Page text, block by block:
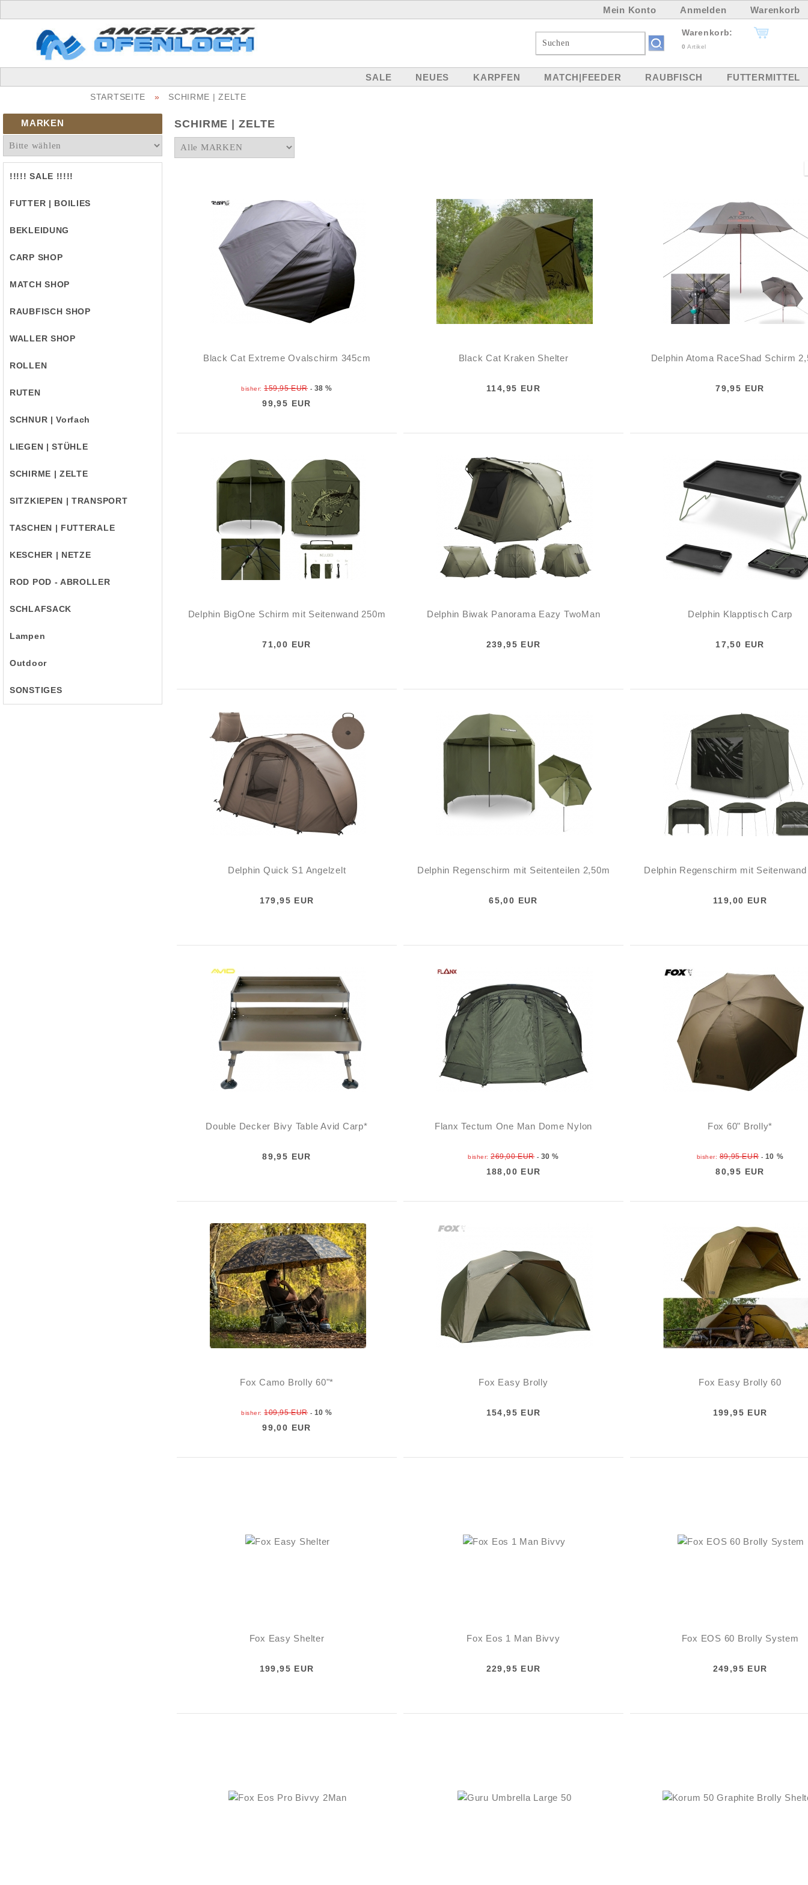
Mein Konto Anmelden Warenkorb
Warenkorb:
0 Artikel
SALE NEUES KARPFEN MATCH|FEEDER RAUBFISCH FUTTERMITTEL
STARTSEITE » SCHIRME | ZELTE
MARKEN
!!!!! SALE !!!!!
FUTTER | BOILIES
BEKLEIDUNG
CARP SHOP
MATCH SHOP
RAUBFISCH SHOP
WALLER SHOP
ROLLEN
RUTEN
SCHNUR | Vorfach
LIEGEN | STÜHLE
SCHIRME | ZELTE
SITZKIEPEN | TRANSPORT
TASCHEN | FUTTERALE
KESCHER | NETZE
ROD POD - ABROLLER
SCHLAFSACK
Lampen
Outdoor
SONSTIGES
SCHIRME | ZELTE
Black Cat Extreme Ovalschirm 345cm
bisher:159,95 EUR - 38 %
99,95 EUR
Black Cat Kraken Shelter
114,95 EUR
Delphin Atoma RaceShad Schirm
79,95 EUR
Delphin BigOne Schirm mit Seitenwand 250m
71,00 EUR
Delphin Biwak Panorama Eazy TwoMan
239,95 EUR
Delphin Klapptisch Carp
17,50 EUR
Delphin Quick S1 Angelzelt
179,95 EUR
Delphin Regenschirm mit Seitenteilen 2,50m
65,00 EUR
Delphin Regenschirm mit
119,00 EUR
Double Decker Bivy Table Avid Carp*
89,95 EUR
Flanx Tectum One Man Dome Nylon
bisher:269,00 EUR - 30 %
188,00 EUR
Fox 60" Brolly*
bisher: 89,95 EUR- 10 %
80,95 EUR
Fox Camo Brolly 60"*
bisher:109,95 EUR - 10 %
99,00 EUR
Fox Easy Brolly
154,95 EUR
Fox Easy Brolly 60
199,95 EUR
Fox Easy Shelter
199,95 EUR
Fox Eos 1 Man Bivvy
229,95 EUR
Fox EOS 60 Brolly System
249,95 EUR